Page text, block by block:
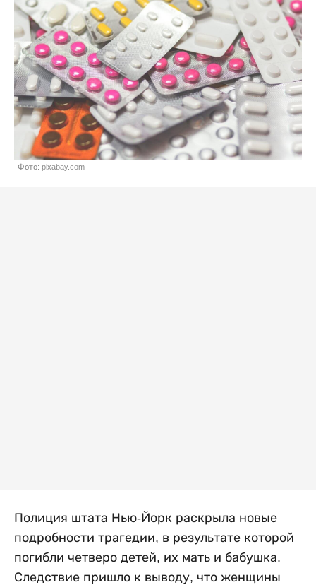
Фото: pixabay.com
Полиция штата Нью-Йорк раскрыла новые
подробности трагедии, в результате которой
погибли четверо детей, их мать и бабушка.
Следствие пришло к выводу, что женщины